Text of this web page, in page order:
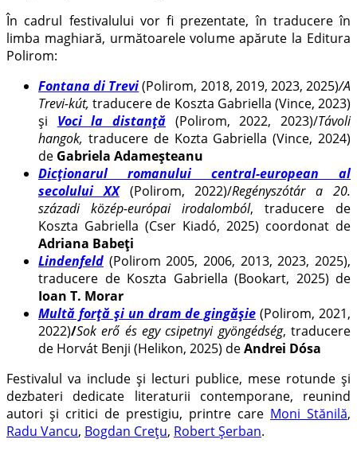
În cadrul festivalului vor fi prezentate, în traducere în
limba maghiară, următoarele volume apărute la Editura
Polirom:
Fontana di Trevi (Polirom, 2018, 2019, 2023, 2025)/A
Trevi-kút,traducere de Koszta Gabriella (Vince, 2023)
și Voci la distanță (Polirom, 2022, 2023)/Távoli
hangok, traducere de Kozta Gabriella (Vince, 2024)
de Gabriela Adameșteanu
Dicționarul romanului central-european al
secolului XX (Polirom, 2022)/Regényszótár a 20.
századi közép-európai irodalomból,
traducere de
Koszta Gabriella (Cser Kiadó, 2025) coordonat de
Adriana Babeți
Lindenfeld (Polirom 2005, 2006, 2013, 2023, 2025),
traducere de Koszta Gabriella (Bookart, 2025) de
Ioan T. Morar
Multă forță și un dram de gingășie (Polirom, 2021,
2022)/Sok erő és egy csipetnyi gyöngédség, traducere
de Horvát Benji (Helikon, 2025) deAndrei Dósa
Festivalul va include și lecturi publice, mese rotunde și
dezbateri dedicate literaturii contemporane, reunind
autori și critici de prestigiu, printre care Moni Stănilă,
Radu Vancu, Bogdan Crețu, Robert Șerban.